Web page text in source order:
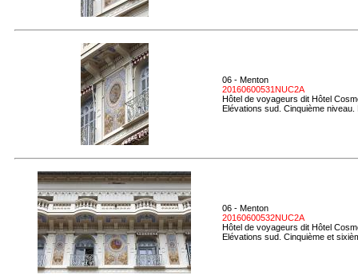
06 - Menton
20160600531NUC2A
Hôtel de voyageurs dit Hôtel
Elévations sud. Cinquième
06 - Menton
20160600532NUC2A
Hôtel de voyageurs dit Hôtel
Elévations sud. Cinquième et